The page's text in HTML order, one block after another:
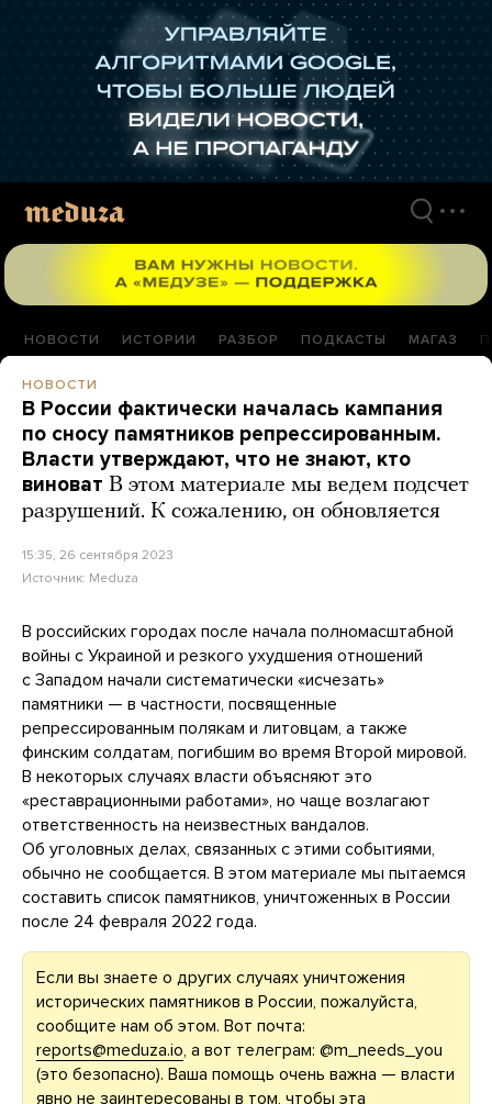
НОВОСТИ ИСТОРИИ РАЗБОР ПОДКАСТЫ МАГАЗ
НОВОСТИ
В России фактически началась кампания
по сносу памятников репрессированным.
Власти утверждают, что не знают, кто
виноват В этом материале мы ведем подсчет
разрушений. К сожалению, он обновляется
15:35, 26 сентября 2023
Источник: Meduza
В российских городах после начала полномасштабной
войны с Украиной и резкого ухудшения отношений
с Западом начали систематически «исчезать»
памятники — в частности, посвященные
репрессированным полякам и литовцам, а также
финским солдатам, погибшим во время Второй мировой.
В некоторых случаях власти объясняют это
«реставрационными работами», но чаще возлагают
ответственность на неизвестных вандалов.
Об уголовных делах, связанных с этими событиями,
обычно не сообщается. В этом материале мы пытаемся
составить список памятников, уничтоженных в России
после 24 февраля 2022 года.
Если вы знаете о других случаях уничтожения
исторических памятников в России, пожалуйста,
сообщите нам об этом. Вот почта:
reports@meduza.io, а вот телеграм: @m_needs_you
(это безопасно). Ваша помощь очень важна — власти
явно не заинтересованы в том, чтобы эта